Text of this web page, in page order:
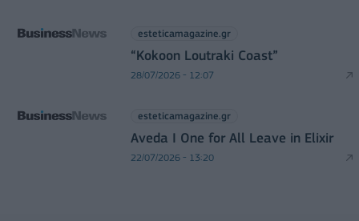
esteticamagazine.gr
“Kokoon Loutraki Coast”
28/07/2026 - 12:07
esteticamagazine.gr
Aveda I One for All Leave in Elixir
22/07/2026 - 13:20